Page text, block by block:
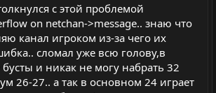
с этой проблемой
on netchan->message.. знаю что
канал игроком из-за чего их
сломал уже всю голову,в
бусты и никак не могу набрать 32
26-27.. а так в основном 24 играет